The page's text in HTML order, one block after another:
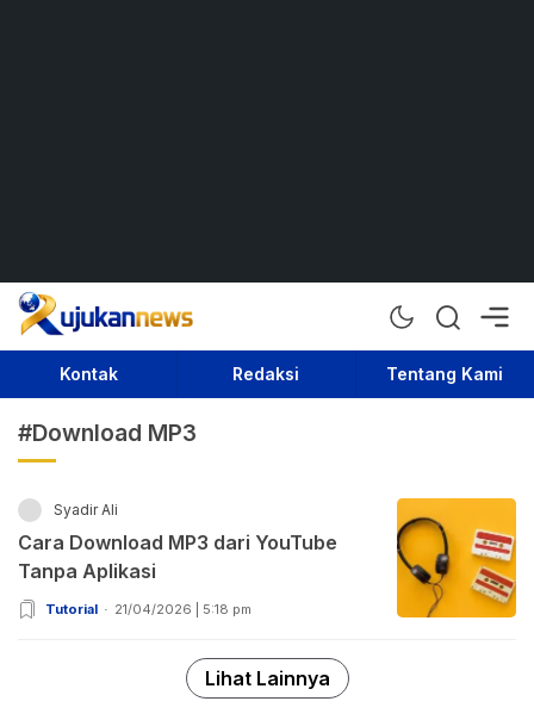
Rujukan News
Satu Rujukan Sejuta Informasi
Kontak Redaksi Tentang Kami
#Download MP3
Syadir Ali
Cara Download MP3 dari YouTube
Tanpa Aplikasi
Tutorial 21/04/2026 | 5:18 pm
Lihat Lainnya